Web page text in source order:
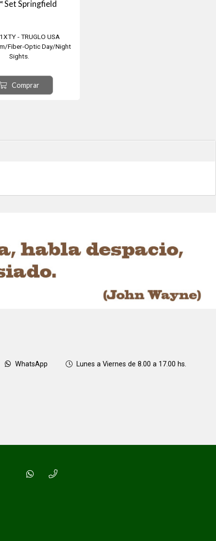
Set Springfield
- TRUGLO USA
Fiber-Optic Day/Night
Sights.
y Tras. Amarilla,
veas tus miras, mejor
Por esta misma razón,
Comprar
WhatsApp Lunes a Viernes de 8.00 a 17.00 hs.